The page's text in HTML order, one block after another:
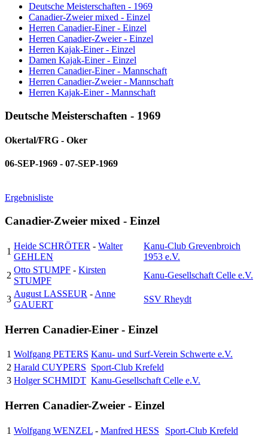
Deutsche Meisterschaften - 1969
Canadier-Zweier mixed - Einzel
Herren Canadier-Einer - Einzel
Herren Canadier-Zweier - Einzel
Herren Kajak-Einer - Einzel
Damen Kajak-Einer - Einzel
Herren Canadier-Einer - Mannschaft
Herren Canadier-Zweier - Mannschaft
Herren Kajak-Einer - Mannschaft
Deutsche Meisterschaften - 1969
Okertal/FRG - Oker
06-SEP-1969 - 07-SEP-1969
Ergebnisliste
Canadier-Zweier mixed - Einzel
1
Heide SCHRÖTER - Walter
GEHLEN
Kanu-Club Grevenbroich
1953 e.V.
2
Otto STUMPF - Kirsten
STUMPF
Kanu-Gesellschaft Celle e.V.
3
August LASSEUR - Anne
GAUERT
SSV Rheydt
Herren Canadier-Einer - Einzel
1 Wolfgang PETERS Kanu- und Surf-Verein Schwerte e.V.
2 Harald CUYPERS Sport-Club Krefeld
3 Holger SCHMIDT Kanu-Gesellschaft Celle e.V.
Herren Canadier-Zweier - Einzel
1 Wolfgang WENZEL - Manfred HESS Sport-Club Krefeld